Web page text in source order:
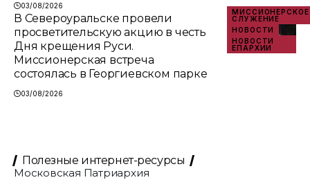
03/08/2026
МИССИОНЕРСКОЕ
СЛУЖЕНИЕ
НОВОСТИ
НОВОСТИ
ЕПАРХИИ
В Североуральске провели
просветительскую акцию в честь
Дня крещения Руси.
Миссионерская встреча
состоялась в Георгиевском парке
03/08/2026
Полезные интернет-ресурсы
Московская Патриархия